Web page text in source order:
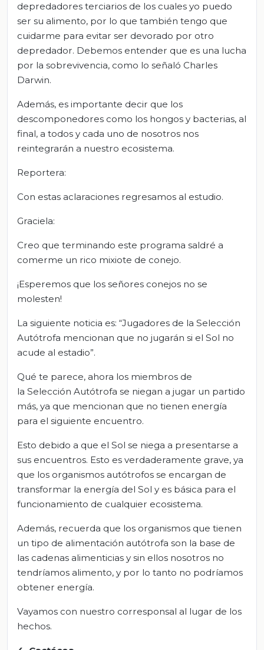
depredadores terciarios de los cuales yo puedo
ser su alimento, por lo que también tengo que
cuidarme para evitar ser devorado por otro
depredador. Debemos entender que es una lucha
por la sobrevivencia, como lo señaló Charles
Darwin.
Además, es importante decir que los
descomponedores como los hongos y bacterias, al
final, a todos y cada uno de nosotros nos
reintegrarán a nuestro ecosistema.
Reportera:
Con estas aclaraciones regresamos al estudio.
Graciela:
Creo que terminando este programa saldré a
comerme un rico mixiote de conejo.
¡Esperemos que los señores conejos no se
molesten!
La siguiente noticia es: “Jugadores de la Selección
Autótrofa mencionan que no jugarán si el Sol no
acude al estadio”.
Qué te parece, ahora los miembros de
la Selección Autótrofa se niegan a jugar un partido
más, ya que mencionan que no tienen energía
para el siguiente encuentro.
Esto debido a que el Sol se niega a presentarse a
sus encuentros. Esto es verdaderamente grave, ya
que los organismos autótrofos se encargan de
transformar la energía del Sol y es básica para el
funcionamiento de cualquier ecosistema.
Además, recuerda que los organismos que tienen
un tipo de alimentación autótrofa son la base de
las cadenas alimenticias y sin ellos nosotros no
tendríamos alimento, y por lo tanto no podríamos
obtener energía.
Vayamos con nuestro corresponsal al lugar de los
hechos.